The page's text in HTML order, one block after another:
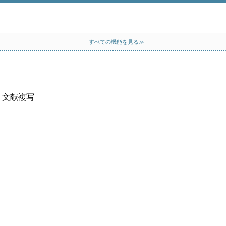
すべての機能を見る≫
献複写